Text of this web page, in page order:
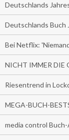
Deutschlands
Deutschlands Buch
Bei Netflix:
NICHT IMMER DIE
Riesentrend in
MEGA-BUCH-
media control